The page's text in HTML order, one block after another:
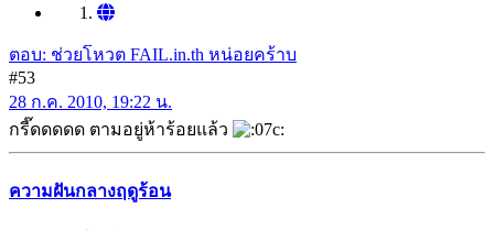
ตอบ: ช่วยโหวต FAIL.in.th หน่อยคร้าบ
#53
28 ก.ค. 2010, 19:22 น.
กรี๊ดดดดด ตามอยู่ห้าร้อยแล้ว
ความฝันกลางฤดูร้อน